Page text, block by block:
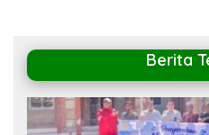
Berita